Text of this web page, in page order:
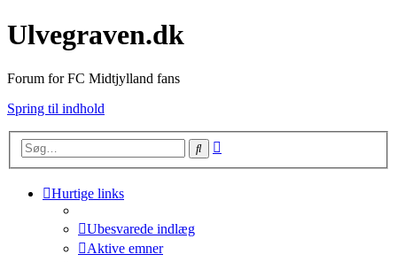
Ulvegraven.dk
Forum for FC Midtjylland fans
Spring til indhold
Søg
Hurtige links
Ubesvarede indlæg
Aktive emner